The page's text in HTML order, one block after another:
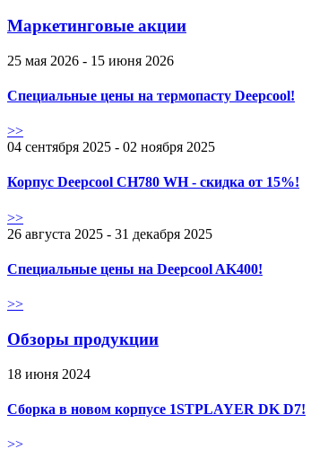
Маркетинговые акции
25 мая 2026 - 15 июня 2026
Специальные цены на термопасту Deepcool!
>>
04 сентября 2025 - 02 ноября 2025
Корпус Deepcool CH780 WH - скидка от 15%!
>>
26 августа 2025 - 31 декабря 2025
Специальные цены на Deepcool AK400!
>>
Обзоры продукции
18 июня 2024
Сборка в новом корпусе 1STPLAYER DK D7!
>>